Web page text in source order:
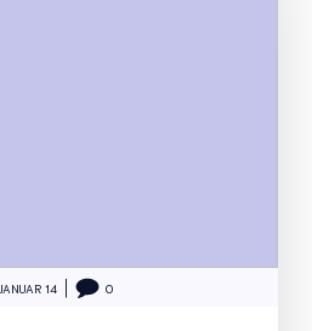
JANUAR 14 0